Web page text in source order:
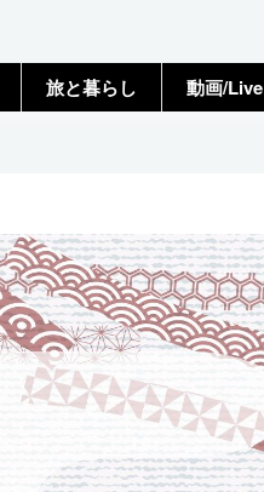
旅と暮らし 動画/Live